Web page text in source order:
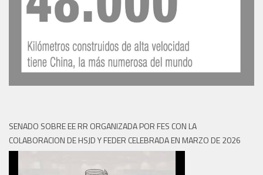
SENADO SOBRE EE RR ORGANIZADA POR FES CON LA
COLABORACION DE HSJD Y FEDER CELEBRADA EN MARZO DE 2026